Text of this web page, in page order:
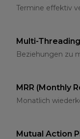
Termine effektiv
Multi-Threading
Beziehungen zu
MRR (Monthly
Monatlich
Mutual Action